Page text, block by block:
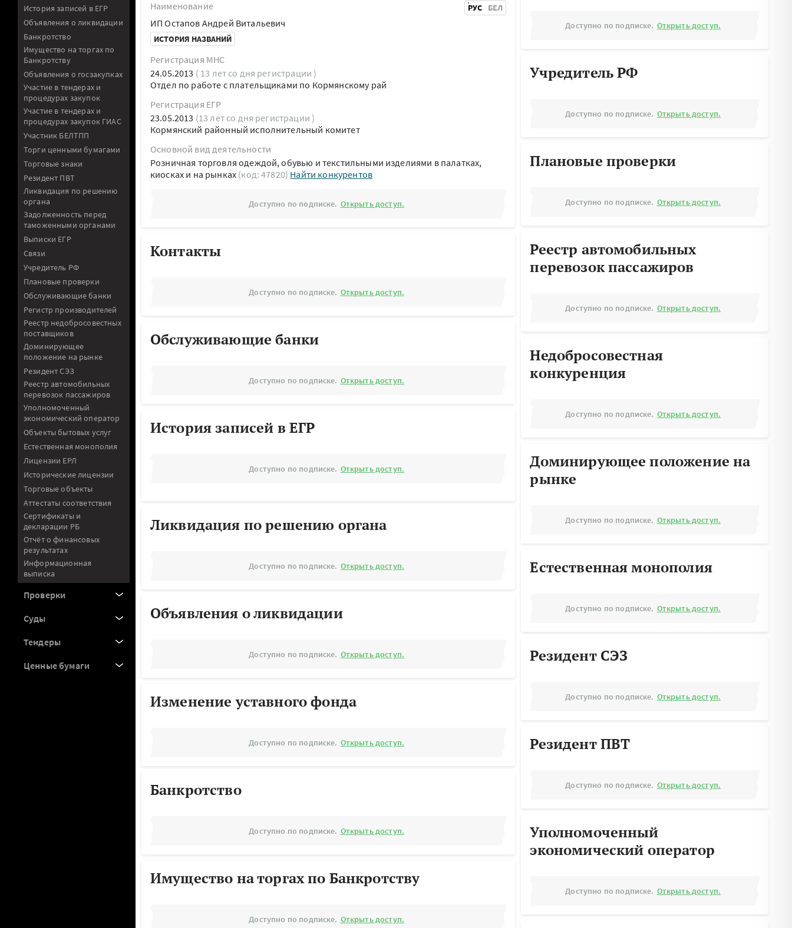
История записей в ЕГР
Объявления о ликвидации
Банкротство
Имущество на торгах по
Банкротству
Объявления о госзакупках
Участие в тендерах и
процедурах закупок
Участие в тендерах и
процедурах закупок ГИАС
Участник БЕЛТПП
Торги ценными бумагами
Торговые знаки
Резидент ПВТ
Ликвидация по решению
органа
Задолженность перед
таможенными органами
Выписки ЕГР
Связи
Учредитель РФ
Плановые проверки
Обслуживающие банки
Регистр производителей
Реестр недобросовестных
поставщиков
Доминирующее
положение на рынке
Резидент СЭЗ
Реестр автомобильных
перевозок пассажиров
Уполномоченный
экономический оператор
Объекты бытовых услуг
Естественная монополия
Лицензии ЕРЛ
Исторические лицензии
Торговые объекты
Аттестаты соответствия
Сертификаты и
декларации РБ
Отчёт о финансовых
результатах
Информационная
выписка
Проверки
Суды
Тендеры
Ценные бумаги
Наименование
РУС БЕЛ
ИП Остапов Андрей Витальевич
ИСТОРИЯ НАЗВАНИЙ
Регистрация МНС
24.05.2013 ( 13 лет со дня регистрации )
Отдел по работе с плательщиками по Кормянскому рай
Регистрация ЕГР
23.05.2013 (13 лет со дня регистрации )
Кормянский районный исполнительный комитет
Основной вид деятельности
Розничная торговля одеждой, обувью и текстильными изделиями в палатках,
киосках и на рынках (код: 47820) Найти конкурентов
Доступно по подписке. Открыть доступ.
Контакты
Доступно по подписке. Открыть доступ.
Обслуживающие банки
Доступно по подписке. Открыть доступ.
История записей в ЕГР
Доступно по подписке. Открыть доступ.
Ликвидация по решению органа
Доступно по подписке. Открыть доступ.
Объявления о ликвидации
Доступно по подписке. Открыть доступ.
Изменение уставного фонда
Доступно по подписке. Открыть доступ.
Банкротство
Доступно по подписке. Открыть доступ.
Имущество на торгах по Банкротству
Доступно по подписке. Открыть доступ.
Доступно по подписке. Открыть доступ.
Учредитель РФ
Доступно по подписке. Открыть доступ.
Плановые проверки
Доступно по подписке. Открыть доступ.
Реестр автомобильных
перевозок пассажиров
Доступно по подписке. Открыть доступ.
Недобросовестная
конкуренция
Доступно по подписке. Открыть доступ.
Доминирующее положение на
рынке
Доступно по подписке. Открыть доступ.
Естественная монополия
Доступно по подписке. Открыть доступ.
Резидент СЭЗ
Доступно по подписке. Открыть доступ.
Резидент ПВТ
Доступно по подписке. Открыть доступ.
Уполномоченный
экономический оператор
Доступно по подписке. Открыть доступ.